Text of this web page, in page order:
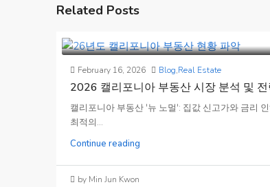
Related Posts
February 16, 2026 Blog,Real Estate
2026 캘리포니아 부동산 시장 분석 및
캘리포니아 부동산 '뉴 노멀': 집값 신고가와 금리
최적의...
Continue reading
by Min Jun Kwon